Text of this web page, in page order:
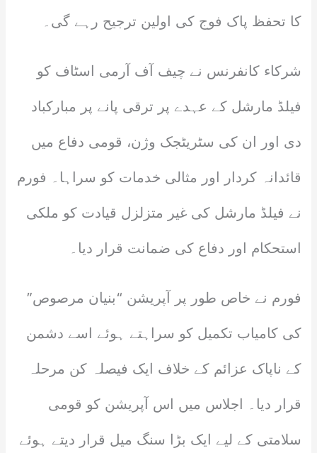
کا تحفظ پاک فوج کی اولین ترجیح رہے گی۔
شرکاء کانفرنس نے چیف آف آرمی اسٹاف کو
فیلڈ مارشل کے عہدے پر ترقی پانے پر مبارکباد
دی اور ان کی سٹریٹجک وژن، قومی دفاع میں
قائدانہ کردار اور مثالی خدمات کو سراہا۔ فورم
نے فیلڈ مارشل کی غیر متزلزل قیادت کو ملکی
استحکام اور دفاع کی ضمانت قرار دیا۔
فورم نے خاص طور پر آپریشن “بنیان مرصوص”
کی کامیاب تکمیل کو سراہتے ہوئے اسے دشمن
کے ناپاک عزائم کے خلاف ایک فیصلہ کن مرحلہ
قرار دیا۔ اجلاس میں اس آپریشن کو قومی
سلامتی کے لیے ایک بڑا سنگ میل قرار دیتے ہوئے